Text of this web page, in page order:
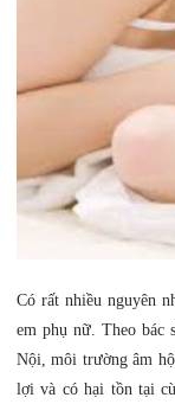
Có rất nhiều nguyên
em phụ nữ. Theo bác
Nội, môi trường âm
lợi và có hại tồn tại